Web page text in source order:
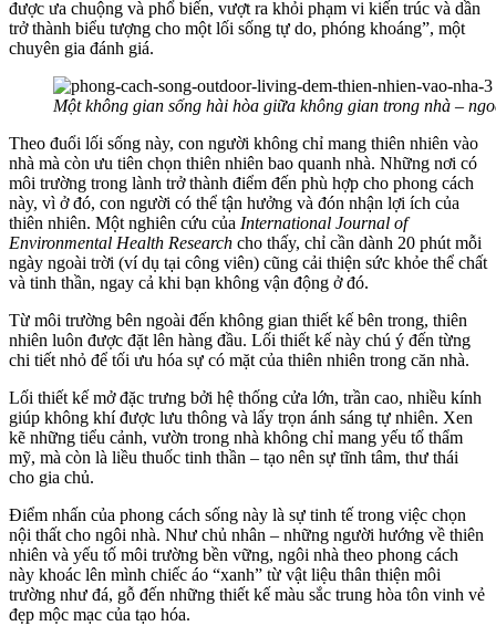
được ưa chuộng và phổ biến, vượt ra khỏi phạm vi kiến trúc và dần
trở thành biểu tượng cho một lối sống tự do, phóng khoáng”, một
chuyên gia đánh giá.
Một không gian sống hài hòa giữa không gian trong nhà –
Theo đuổi lối sống này, con người không chỉ mang thiên nhiên vào
nhà mà còn ưu tiên chọn thiên nhiên bao quanh nhà. Những nơi có
môi trường trong lành trở thành điểm đến phù hợp cho phong cách
này, vì ở đó, con người có thể tận hưởng và đón nhận lợi ích của
thiên nhiên. Một nghiên cứu của International Journal of
Environmental Health Research cho thấy, chỉ cần dành 20 phút mỗi
ngày ngoài trời (ví dụ tại công viên) cũng cải thiện sức khỏe thể chất
và tinh thần, ngay cả khi bạn không vận động ở đó.
Từ môi trường bên ngoài đến không gian thiết kế bên trong, thiên
nhiên luôn được đặt lên hàng đầu. Lối thiết kế này chú ý đến từng
chi tiết nhỏ để tối ưu hóa sự có mặt của thiên nhiên trong căn nhà.
Lối thiết kế mở đặc trưng bởi hệ thống cửa lớn, trần cao, nhiều kính
giúp không khí được lưu thông và lấy trọn ánh sáng tự nhiên. Xen
kẽ những tiểu cảnh, vườn trong nhà không chỉ mang yếu tố thẩm
mỹ, mà còn là liều thuốc tinh thần – tạo nên sự tĩnh tâm, thư thái
cho gia chủ.
Điểm nhấn của phong cách sống này là sự tinh tế trong việc chọn
nội thất cho ngôi nhà. Như chủ nhân – những người hướng về thiên
nhiên và yếu tố môi trường bền vững, ngôi nhà theo phong cách
này khoác lên mình chiếc áo “xanh” từ vật liệu thân thiện môi
trường như đá, gỗ đến những thiết kế màu sắc trung hòa tôn vinh vẻ
đẹp mộc mạc của tạo hóa.